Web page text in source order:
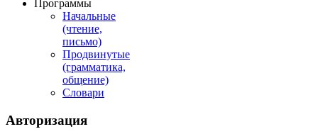
Программы
Начальные
(чтение,
письмо)
Продвинутые
(грамматика,
общение)
Словари
Авторизация